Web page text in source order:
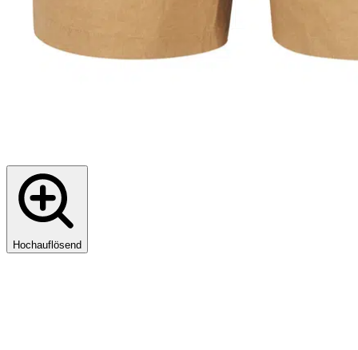
Hochauflösend